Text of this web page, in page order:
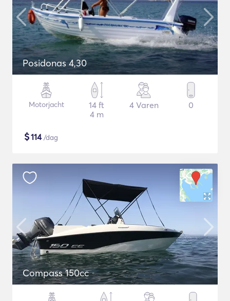
Posidonas 4,30
Motorjacht
14 ft
4 m
4 Varen 0
$114/dag
Compass 150cc